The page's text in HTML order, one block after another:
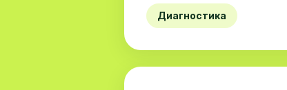
Диагностика